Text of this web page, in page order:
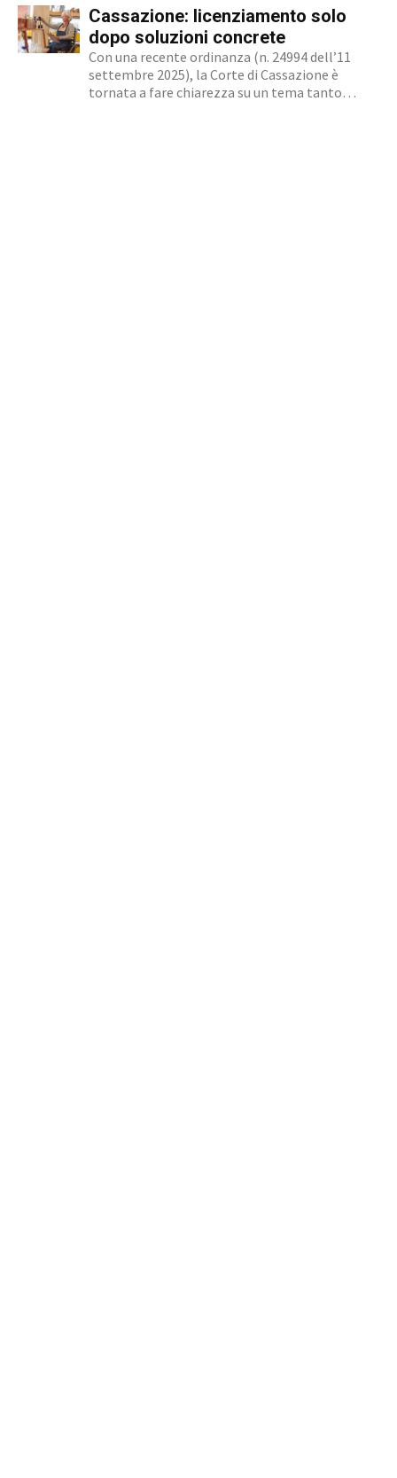
un’opzione commerciale né un dato di di fatto,
ma...
Cassazione: licenziamento solo
dopo soluzioni concrete
Con una recente ordinanza (n. 24994 dell’11
settembre 2025), la Corte di Cassazione è
tornata a fare chiarezza su un tema tanto